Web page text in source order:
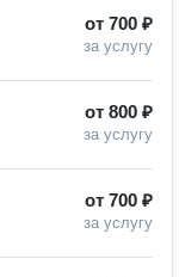
от 700 ₽
за услугу
от 800 ₽
за услугу
от 700 ₽
за услугу